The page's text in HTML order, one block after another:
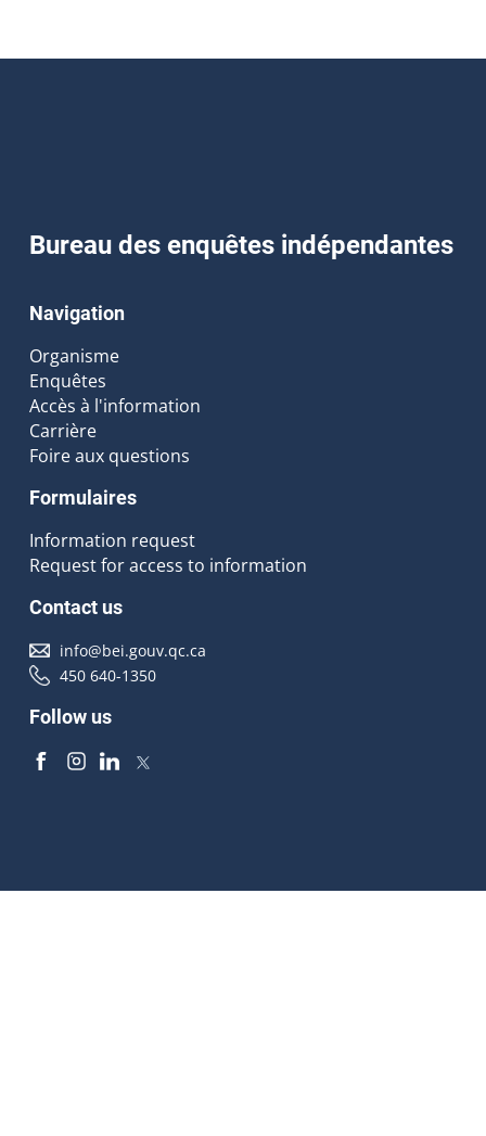
Bureau des enquêtes indépendantes
Navigation
Organisme
Enquêtes
Accès à l'information
Carrière
Foire aux questions
Formulaires
Information request
Request for access to information
Contact us
info@bei.gouv.qc.ca
450 640-1350
Follow us